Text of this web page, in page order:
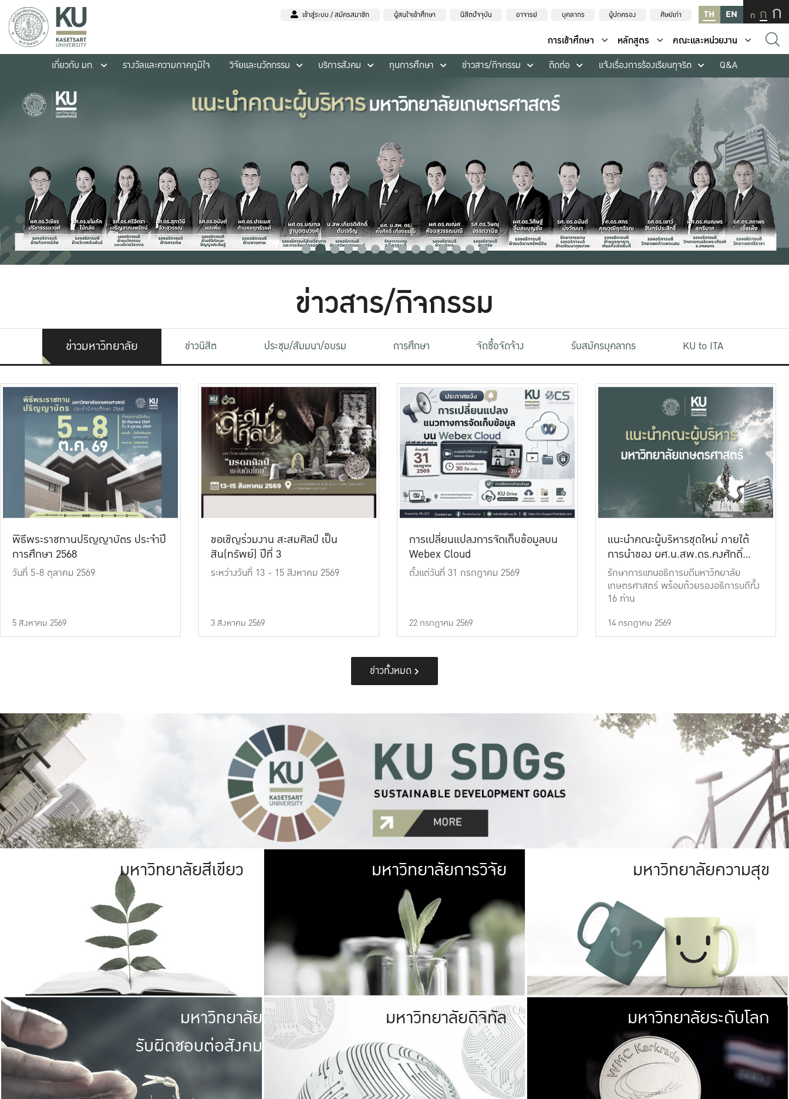
เข้าสู่ระบบ / สมัครสมาชิก ผู้สนใจเข้าศึกษา นิสิตปัจจุบัน อาจารย์ บุคลากร ผู้ปกครอง ศิษย์เก่า TH EN ก ก ก
การเข้าศึกษา หลักสูตร
คณะและหน่วยงาน
เกี่ยวกับ มก.
รางวัลและความภาคภูมิใจ วิจัยและนวัตกรรม บริการสังคม ทุนการศึกษา ข่าวสาร/กิจกรรม ติดต่อ แจ้งเรื่องการร้องเรียนทุจริต Q&A
ข่าวสาร/กิจกรรม
ข่าวมหาวิทยาลัย ข่าวนิสิต ประชุม/สัมมนา/อบรม การศึกษา จัดซื้อจัดจ้าง รับสมัครบุคลากร KU to ITA
พิธีพระราชทานปริญญาบัตร ประจำปี
การศึกษา 2568
วันที่ 5-8 ตุลาคม 2569
5 สิงหาคม 2569
ขอเชิญร่วมงาน สะสมศิลป์ เป็น
สิน(ทรัพย์) ปีที่ 3
ระหว่างวันที่ 13 - 15 สิงหาคม 2569
3 สิงหาคม 2569
การเปลี่ยนแปลงการจัดเก็บข้อมูลบน
Webex Cloud
ตั้งแต่วันที่ 31 กรกฎาคม 2569
22 กรกฎาคม 2569
แนะนำคณะผู้บริหารชุดใหม่ ภายใต้
การนำของ ผศ.น.สพ.ดร.คงศักดิ์
เที่ยงธรรม
รักษาการแทนอธิการบดีมหาวิทยาลัย
เกษตรศาสตร์ พร้อมด้วยรองอธิการบดีทั้ง
16 ท่าน
14 กรกฎาคม 2569
ข่าวทั้งหมด
มหาวิทยาลัยสีเขียว มหาวิทยาลัย
เกษตรศาสตร์ มีพื้นที่เขียวสดใส หนาแน่น
เป็นป่าในเมือง (URBAN FOREST)
เกษตรในเมือง (URBAN AGRICULTURE)
ที่นับรวมกันได้ประมาณ 1,400 ไร่
มหาวิทยาลัยการวิจัย มหาวิทยาลัย
ให้กับประชาชน
มหาวิทยาลัยความสุข
มหาวิทยาลัย
รับผิดชอบต่อสังคม
มหาวิทยาลัยรับผิดชอบต่อสังคม
ร่วมมือกับชุมชน เพื่อความกินดีอยู่ดี
และความสุขอย่างยั่งยืน
มองปัญหาในภาพกว้าง
แก้ไขจากปัญหาจุดเล็กๆ
มหาวิทยาลัยดิจิทัล มหาวิทยา
พร้อมที่จ
และผลักดันในการใช้ระบบส
เพื่อการทำงานแ
มหาวิทยาลัยระดับโลก